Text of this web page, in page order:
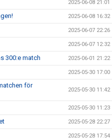
2025-06-08 21:01
2025-06-08 16:32
2025-06-07 22:26
2025-06-07 12:32
300:e match 2025-06-01 21:22
2025-05-30 17:00
för
2025-05-30 11:42
2025-05-30 11:23
2025-05-28 22:27
2025-05-28 17:54